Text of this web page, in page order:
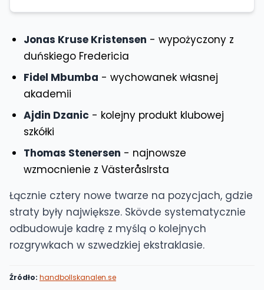
Jonas Kruse Kristensen - wypożyczony z
duńskiego Fredericia
Fidel Mbumba - wychowanek własnej
akademii
Ajdin Dzanic - kolejny produkt klubowej
szkółki
Thomas Stenersen - najnowsze
wzmocnienie z VästeråsIrsta
Łącznie cztery nowe twarze na pozycjach, gdzie
straty były największe. Skövde systematycznie
odbudowuje kadrę z myślą o kolejnych
rozgrywkach w szwedzkiej ekstraklasie.
Źródło: handbollskanalen.se